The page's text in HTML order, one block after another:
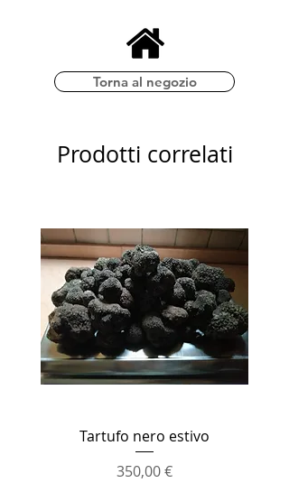
Torna al negozio
Prodotti correlati
Tartufo nero estivo
Prezzo
350,00 €